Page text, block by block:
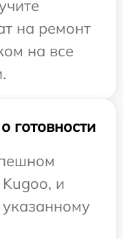
на ремонт
на все
готовности
и
указанному